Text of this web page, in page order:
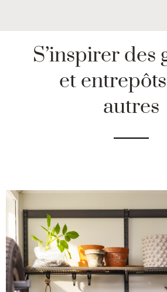
S’inspirer des
et
autres